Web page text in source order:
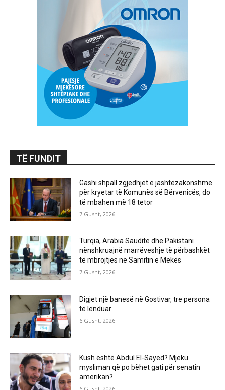
TË FUNDIT
Gashi shpall zgjedhjet e jashtëzakonshme
për kryetar të Komunës së Bërvenicës, do
të mbahen më 18 tetor
7 Gusht, 2026
Turqia, Arabia Saudite dhe Pakistani
nënshkruajnë marrëveshje të përbashkët
të mbrojtjes në Samitin e Mekës
7 Gusht, 2026
Digjet një banesë në Gostivar, tre persona
të lënduar
6 Gusht, 2026
Kush është Abdul El-Sayed? Mjeku
mysliman që po bëhet gati për senatin
amerikan?